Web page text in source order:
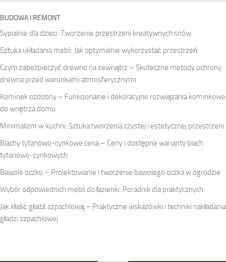
BUDOWA I REMONT
Sypialnie dla dzieci: Tworzenie przestrzeni kreatywnych snów
Sztuka układania mebli: Jak optymalnie wykorzystać przestrzeń
Czym zabezpieczyć drewno na zewnątrz – Skuteczne metody ochrony
drewna przed warunkami atmosferycznymi
Kominek ozdobny – Funkcjonalne i dekoracyjne rozwiązania kominkowe
do wnętrza domu
Minimalizm w kuchni: Sztuka tworzenia czystej i estetycznej przestrzeni
Blachy tytanowo-cynkowe cena – Ceny i dostępne warianty blach
tytanowo-cynkowych
Bawole oczko – Projektowanie i tworzenie bawolego oczka w ogrodzie
Wybór odpowiednich mebli do łazienki: Poradnik dla praktycznych
Jak kłaść gładź szpachlową – Praktyczne wskazówki i techniki nakładania
gładzi szpachlowej